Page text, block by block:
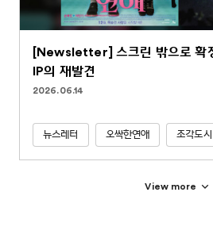
[Newsletter] 스크린 밖으로 확
IP의 재발견
2026.06.14
뉴스레터 오싹한연애 조각도시
View more